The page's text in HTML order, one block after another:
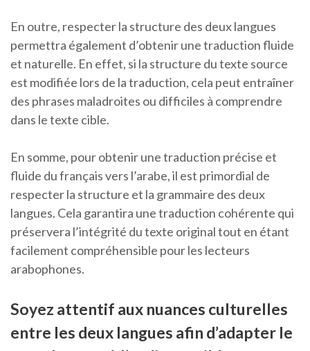
En outre, respecter la structure des deux langues
permettra également d’obtenir une traduction fluide
et naturelle. En effet, si la structure du texte source
est modifiée lors de la traduction, cela peut entraîner
des phrases maladroites ou difficiles à comprendre
dans le texte cible.
En somme, pour obtenir une traduction précise et
fluide du français vers l’arabe, il est primordial de
respecter la structure et la grammaire des deux
langues. Cela garantira une traduction cohérente qui
préservera l’intégrité du texte original tout en étant
facilement compréhensible pour les lecteurs
arabophones.
Soyez attentif aux nuances culturelles
entre les deux langues afin d’adapter le